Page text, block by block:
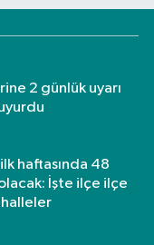
2 günlük uyarı
haftasında 48
İşte ilçe ilçe